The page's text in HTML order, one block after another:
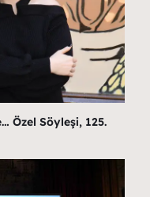
Özel Söyleşi, 125.